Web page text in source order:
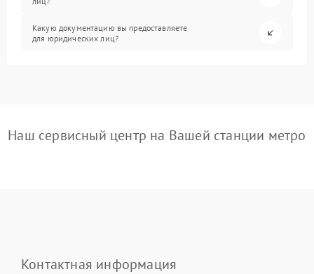
Какую документацию вы предоставляете
для юридических лиц?
Наш сервисный центр на Вашей станции метро
Контактная информация